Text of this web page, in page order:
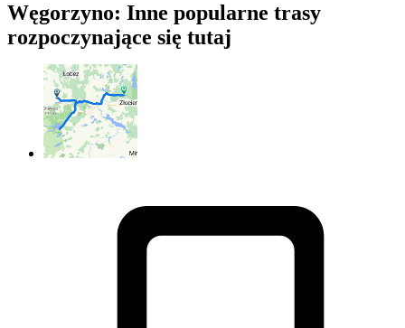
Węgorzyno: Inne popularne trasy
rozpoczynające się tutaj